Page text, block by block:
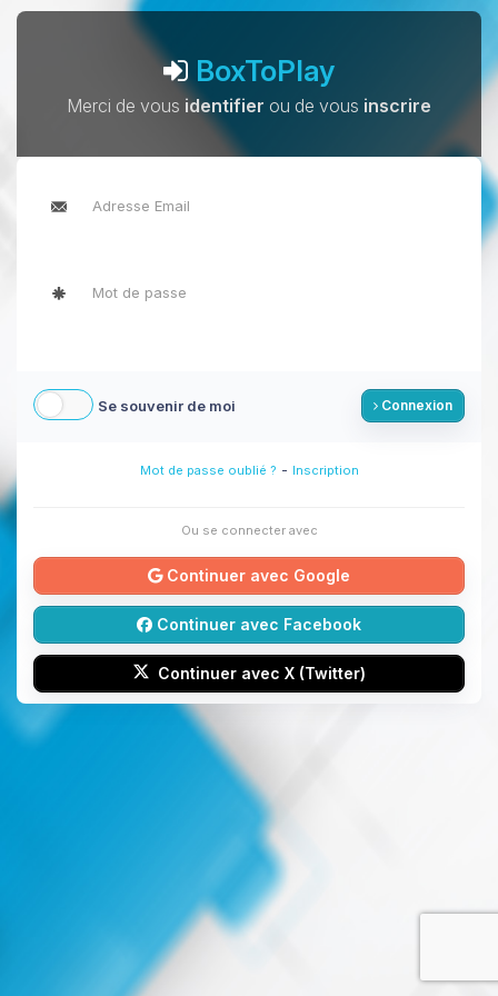
BoxToPlay
Merci de vous identifier ou de vous inscrire
Se souvenir de moi Connexion
Mot de passe oublié ? - Inscription
Ou se connecter avec
Continuer avec Google
Continuer avec Facebook
Continuer avec X (Twitter)